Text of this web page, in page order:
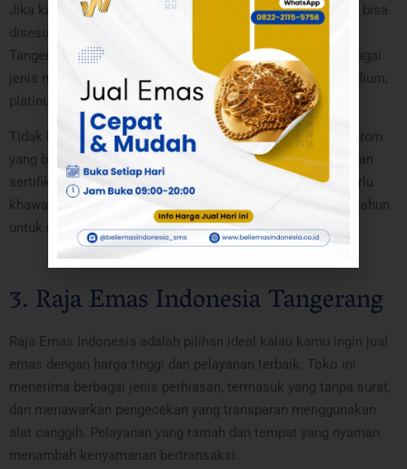
Jika kamu mencari tempat untuk membeli perhiasan yang bisa
disesuaikan dengan budget dan keinginan, Sovia Jewelry
Tangerang adalah jawabannya. Mereka menyediakan berbagai
jenis material perhiasan, seperti emas kuning, putih, palladium,
platinum, dan perak.
Tidak hanya itu, Sovia juga menawarkan desain cincin
custom
yang bisa dipilih sesuai selera. Setiap produk datang dengan
sertifikat keaslian bahan dan kadarnya, jadi kamu tidak perlu
khawatir soal kualitas. Sovia juga menawarkan garansi 5 tahun
untuk resize, poles ulang, dan perawatan lainnya.
3. Raja Emas Indonesia Tangerang
Raja Emas Indonesia adalah pilihan ideal kalau kamu ingin jual
emas dengan harga tinggi dan pelayanan terbaik. Toko ini
menerima berbagai jenis perhiasan, termasuk yang tanpa surat,
dan menawarkan pengecekan yang transparan menggunakan
alat canggih. Pelayanan yang ramah dan tempat yang nyaman
menambah kenyamanan bertransaksi.